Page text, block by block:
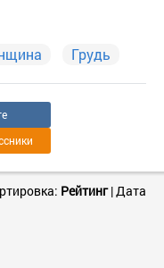
Грудь
Рейтинг|Дата